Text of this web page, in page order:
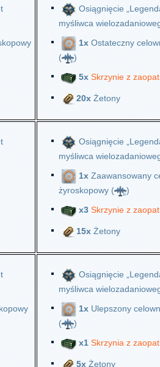
Osiągnięcie
myśliwca
1x Ostateczny
(
)
5x Skrzynie z
20x Żetony
Osiągnięcie
myśliwca
1x Zaawansowany
żyroskopowy (
)
х3 Skrzynie z
15x Żetony
Osiągnięcie
myśliwca
1x Ulepszony
(
)
х1 Skrzynia z
5x Żetony